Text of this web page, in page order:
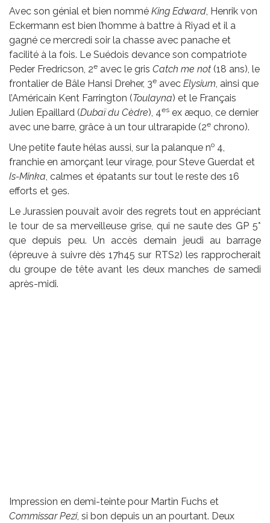
Avec son génial et bien nommé King Edward, Henrik von
Eckermann est bien l’homme à battre à Riyad et il a
gagné ce mercredi soir la chasse avec panache et
facilité à la fois. Le Suédois devance son compatriote
Peder Fredricson, 2e avec le gris Catch me not (18 ans), le
frontalier de Bâle Hansi Dreher, 3e avec Elysium, ainsi que
l’Américain Kent Farrington (Toulayna) et le Français
Julien Epaillard (Dubaï du Cèdre), 4es ex æquo, ce dernier
avec une barre, grâce à un tour ultrarapide (2e chrono).
Une petite faute hélas aussi, sur la palanque no 4,
franchie en amorçant leur virage, pour Steve Guerdat et
Is-Minka, calmes et épatants sur tout le reste des 16
efforts et 9es.
Le Jurassien pouvait avoir des regrets tout en appréciant
le tour de sa merveilleuse grise, qui ne saute des GP 5*
que depuis peu. Un accès demain jeudi au barrage
(épreuve à suivre dès 17h45 sur RTS2) les rapprocherait
du groupe de tête avant les deux manches de samedi
après-midi.
Impression en demi-teinte pour Martin Fuchs et
Commissar Pezi, si bon depuis un an pourtant. Deux